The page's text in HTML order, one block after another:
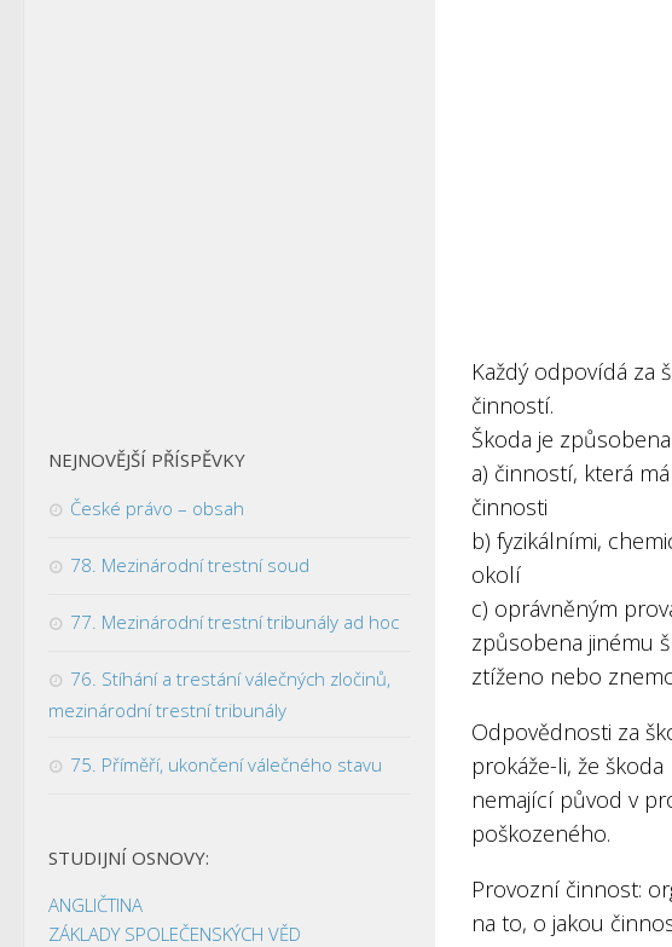
Každý odpovídá
činností.
Škoda je
a) činností, která
činnosti
b) fyzikálními,
okolí
c) oprávněným
způsobena jinému
ztíženo nebo
Odpovědnosti za
prokáže-li, že
nemající původ v
poškozeného.
Provozní činnost:
na to, o jakou
NEJNOVĚJŠÍ PŘÍSPĚVKY
České právo – obsah
78. Mezinárodní trestní soud
77. Mezinárodní trestní tribunály ad hoc
76. Stíhání a trestání válečných zločinů,
mezinárodní trestní tribunály
75. Příměří, ukončení válečného stavu
STUDIJNÍ OSNOVY:
ANGLIČTINA
ZÁKLADY SPOLEČENSKÝCH VĚD